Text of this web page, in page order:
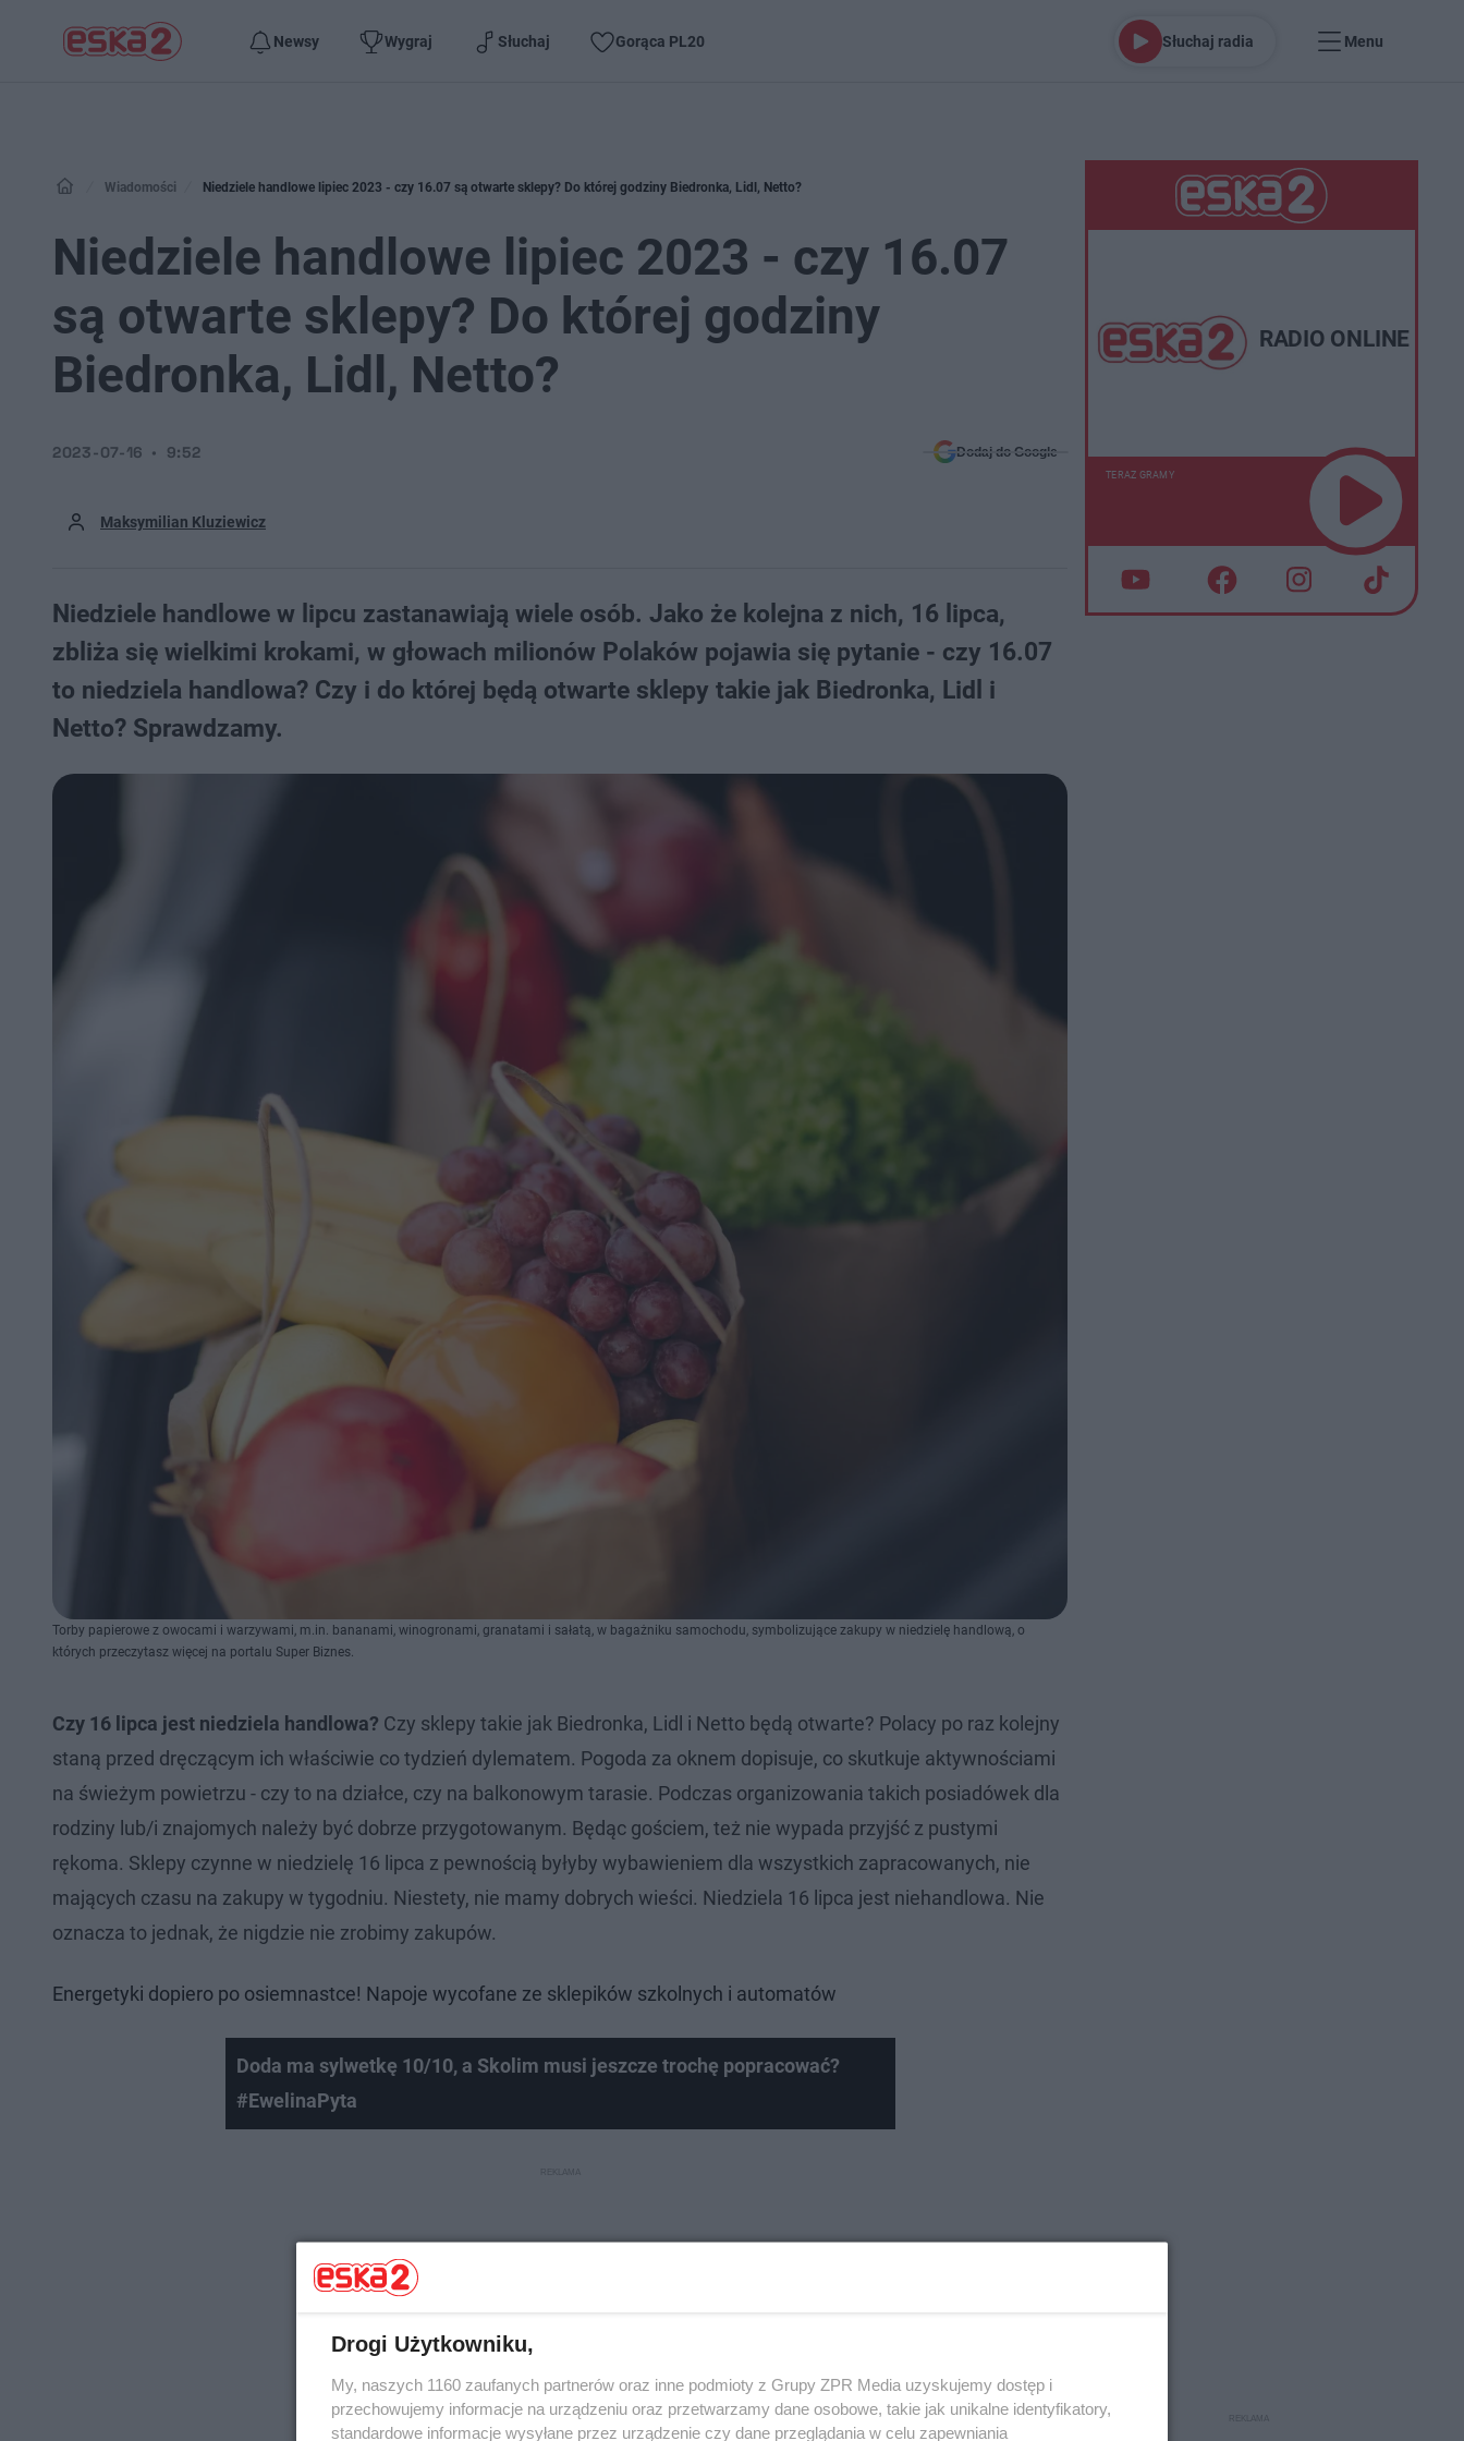
Newsy Wygraj Słuchaj Gorąca PL20 Słuchaj radia Menu
Wiadomości Niedziele handlowe lipiec 2023 - czy 16.07 są otwarte sklepy? Do której godziny Biedronka, Lidl, Netto?
Niedziele handlowe lipiec 2023 - czy 16.07
są otwarte sklepy? Do której godziny
Biedronka, Lidl, Netto?
Maksymilian Kluziewicz
2023-07-16 9:52 Dodaj do Google
Niedziele handlowe w lipcu zastanawiają wiele osób. Jako że kolejna z nich, 16 lipca,
zbliża się wielkimi krokami, w głowach milionów Polaków pojawia się pytanie - czy 16.07
to niedziela handlowa? Czy i do której będą otwarte sklepy takie jak Biedronka, Lidl i
Netto? Sprawdzamy.
Torby papierowe z owocami i warzywami, m.in. bananami, winogronami, granatami i sałatą, w bagażniku samochodu, symbolizujące zakupy w niedzielę handlową, o
których przeczytasz więcej na portalu Super Biznes.
Czy 16 lipca jest niedziela handlowa? Czy sklepy takie jak Biedronka, Lidl i Netto będą otwarte? Polacy po raz kolejny
staną przed dręczącym ich właściwie co tydzień dylematem. Pogoda za oknem dopisuje, co skutkuje aktywnościami
na świeżym powietrzu - czy to na działce, czy na balkonowym tarasie. Podczas organizowania takich posiadówek dla
rodziny lub/i znajomych należy być dobrze przygotowanym. Będąc gościem, też nie wypada przyjść z pustymi
rękoma. Sklepy czynne w niedzielę 16 lipca z pewnością byłyby wybawieniem dla wszystkich zapracowanych, nie
mających czasu na zakupy w tygodniu. Niestety, nie mamy dobrych wieści. Niedziela 16 lipca jest niehandlowa. Nie
oznacza to jednak, że nigdzie nie zrobimy zakupów.
Energetyki dopiero po osiemnastce! Napoje wycofane ze sklepików szkolnych i automatów
Doda ma sylwetkę 10/10, a Skolim musi jeszcze trochę popracować?
#EwelinaPyta
RADIO ONLINE
TERAZ GRAMY
Drogi Użytkowniku,
My, naszych 1160 zaufanych partnerów oraz inne podmioty z Grupy ZPR Media uzyskujemy dostęp i
przechowujemy informacje na urządzeniu oraz przetwarzamy dane osobowe, takie jak unikalne identyfikatory,
standardowe informacje wysyłane przez urządzenie czy dane przeglądania w celu zapewniania